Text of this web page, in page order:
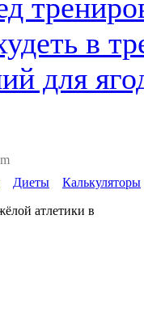
в
для
Диеты Калькуляторы